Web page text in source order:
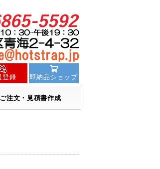
登録 即納品ショップ
ご注文・見積書作成